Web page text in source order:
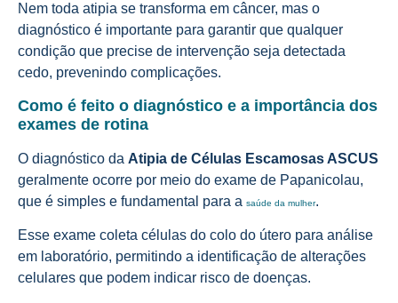
Nem toda atipia se transforma em câncer, mas o
diagnóstico é importante para garantir que qualquer
condição que precise de intervenção seja detectada
cedo, prevenindo complicações.
Como é feito o diagnóstico e a importância dos
exames de rotina
O diagnóstico da Atipia de Células Escamosas ASCUS
geralmente ocorre por meio do exame de Papanicolau,
que é simples e fundamental para a saúde da mulher.
Esse exame coleta células do colo do útero para análise
em laboratório, permitindo a identificação de alterações
celulares que podem indicar risco de doenças.